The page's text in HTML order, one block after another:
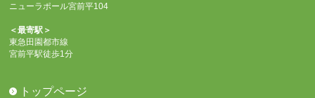
ニューラポール宮前平104
＜最寄駅＞
東急田園都市線
宮前平駅徒歩1分
トップページ